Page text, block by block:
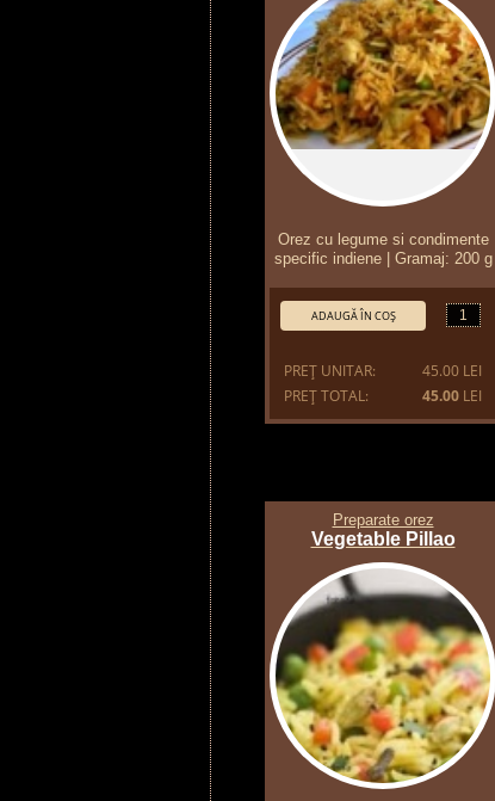
Orez cu legume si condimente
specific indiene | Gramaj: 200 g
Cantitate:
PREŢ UNITAR:
45.00 LEI
PREŢ TOTAL:
45.00 LEI
ADAUGĂ ÎN COŞ
Preparate orez
Vegetable Pillao